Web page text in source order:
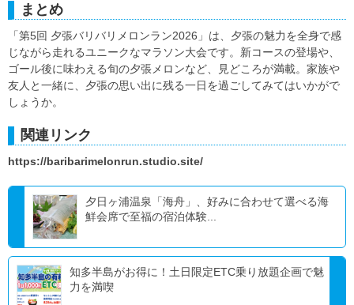
まとめ
「第5回 夕張バリバリメロンラン2026」は、夕張の魅力を全身で感
じながら走れるユニークなマラソン大会です。新コースの登場や、
ゴール後に味わえる旬の夕張メロンなど、見どころが満載。家族や
友人と一緒に、夕張の思い出に残る一日を過ごしてみてはいかがで
しょうか。
関連リンク
https://baribarimelonrun.studio.site/
夕日ヶ浦温泉「海舟」、好みに合わせて選べる海
鮮会席で至福の宿泊体験...
知多半島がお得に！土日限定ETC乗り放題企画で魅
力を満喫